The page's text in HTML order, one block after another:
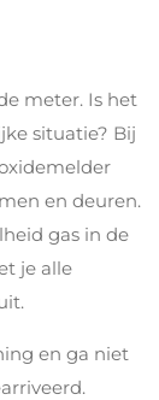
meter. Is het
situatie? Bij
en deuren.
gas in de
je alle
en ga niet